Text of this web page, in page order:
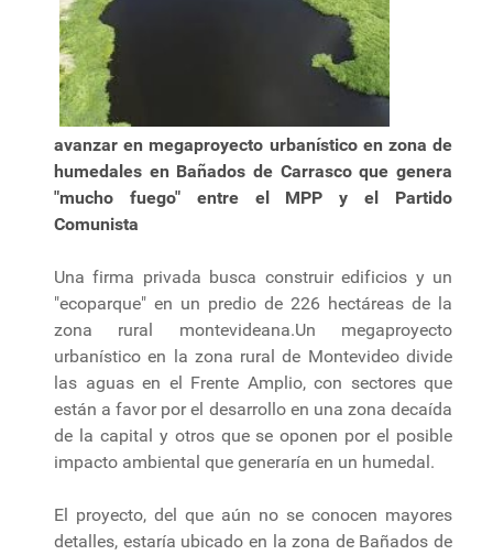
avanzar en megaproyecto urbanístico en zona de
humedales en Bañados de Carrasco que genera
"mucho fuego" entre el MPP y el Partido
Comunista
Una firma privada busca construir edificios y un
"ecoparque" en un predio de 226 hectáreas de la
zona rural montevideana.Un megaproyecto
urbanístico en la zona rural de Montevideo divide
las aguas en el Frente Amplio, con sectores que
están a favor por el desarrollo en una zona decaída
de la capital y otros que se oponen por el posible
impacto ambiental que generaría en un humedal.
El proyecto, del que aún no se conocen mayores
detalles, estaría ubicado en la zona de Bañados de